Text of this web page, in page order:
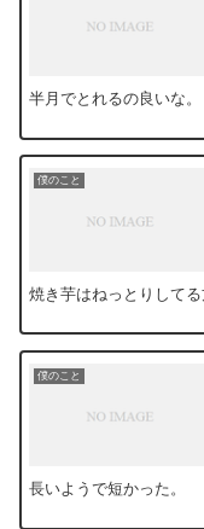
半月でとれるの良いな。
僕のこと
焼き芋はねっとりして
僕のこと
長いようで短かった。